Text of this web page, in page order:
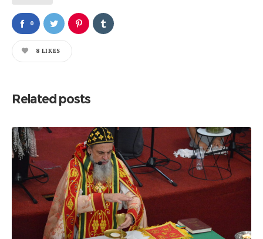
0
8 LIKES
Related posts